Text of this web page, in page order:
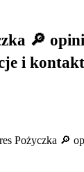
🔎
i kontakt
Pożyczka 🔎